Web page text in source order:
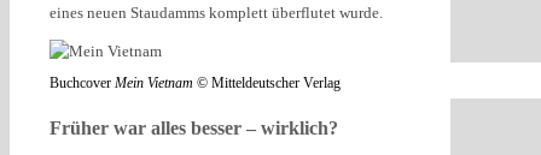
eines neuen Staudamms komplett überflutet wurde.
Buchcover Mein Vietnam © Mitteldeutscher Verlag
Früher war alles besser – wirklich?